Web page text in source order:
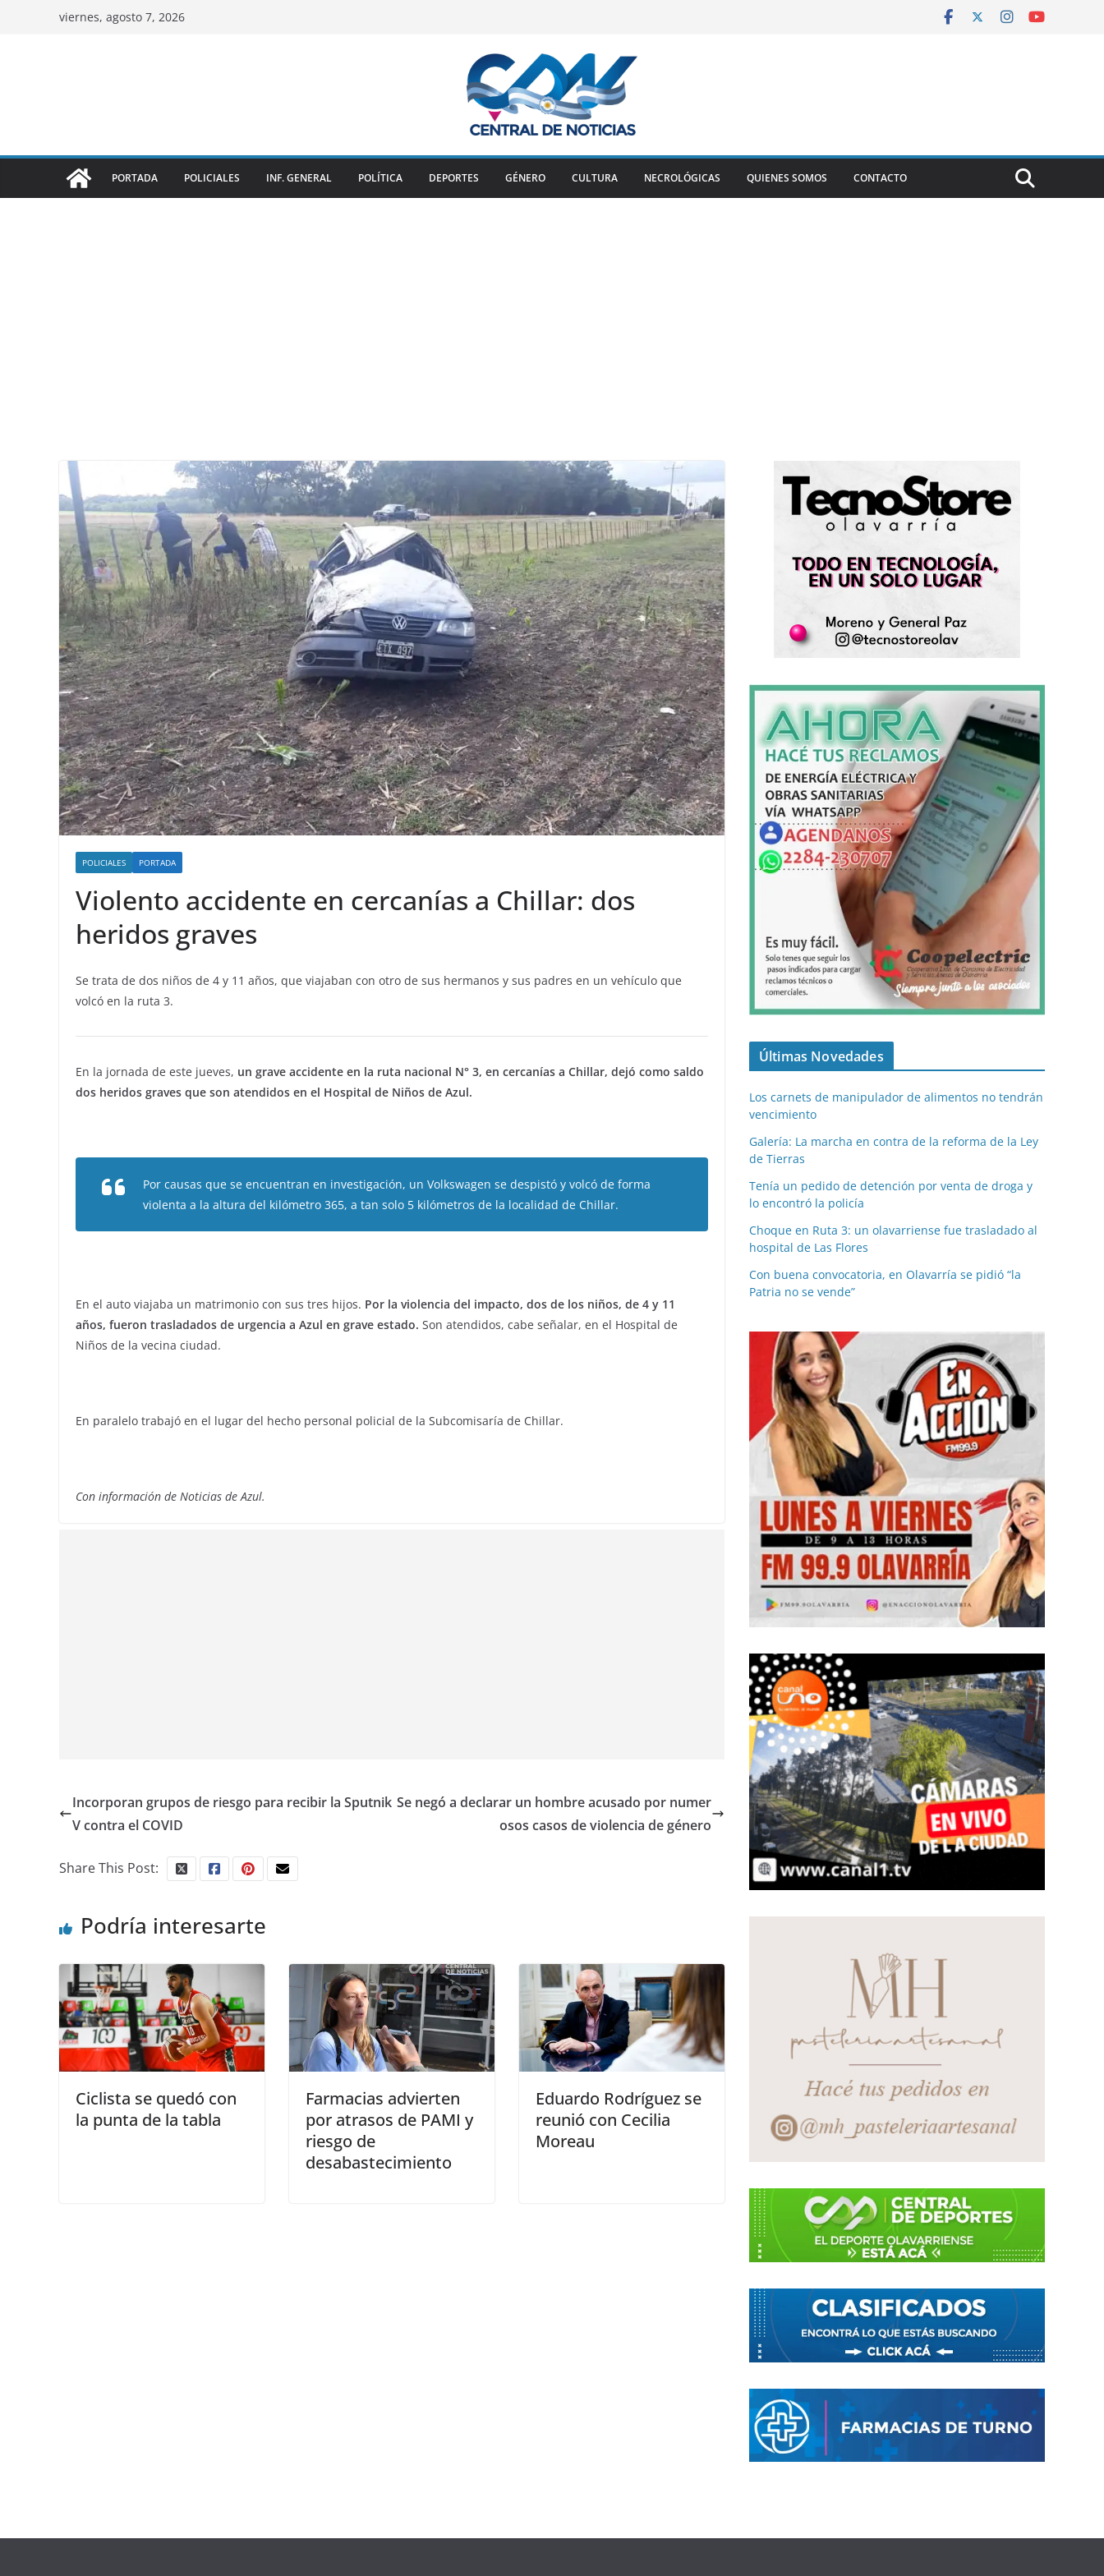
viernes, agosto 7, 2026
PORTADA POLICIALES INF. GENERAL POLÍTICA DEPORTES GÉNERO CULTURA NECROLÓGICAS QUIENES SOMOS CONTACTO
POLICIALES PORTADA
Violento accidente en cercanías a Chillar: dos
heridos graves
Se trata de dos niños de 4 y 11 años, que viajaban con otro de sus hermanos y sus padres en un vehículo que
volcó en la ruta 3.
En la jornada de este jueves, un grave accidente en la ruta nacional N° 3, en cercanías a Chillar, dejó como saldo
dos heridos graves que son atendidos en el Hospital de Niños de Azul.
Por causas que se encuentran en investigación, un Volkswagen se despistó y volcó de forma
violenta a la altura del kilómetro 365, a tan solo 5 kilómetros de la localidad de Chillar.
En el auto viajaba un matrimonio con sus tres hijos. Por la violencia del impacto, dos de los niños, de 4 y 11
años, fueron trasladados de urgencia a Azul en grave estado. Son atendidos, cabe señalar, en el Hospital de
Niños de la vecina ciudad.
En paralelo trabajó en el lugar del hecho personal policial de la Subcomisaría de Chillar.
Con información de Noticias de Azul.
Incorporan grupos de riesgo para recibir la Sputnik
V contra el COVID
Se negó a declarar un hombre acusado por numer
osos casos de violencia de género
Share This Post:
Podría interesarte
Ciclista se quedó con
la punta de la tabla
Farmacias advierten
por atrasos de PAMI y
riesgo de
desabastecimiento
Eduardo Rodríguez se
reunió con Cecilia
Moreau
Últimas Novedades
Los carnets de manipulador de alimentos no tendrán
vencimiento
Galería: La marcha en contra de la reforma de la Ley
de Tierras
Tenía un pedido de detención por venta de droga y
lo encontró la policía
Choque en Ruta 3: un olavarriense fue trasladado al
hospital de Las Flores
Con buena convocatoria, en Olavarría se pidió “la
Patria no se vende”